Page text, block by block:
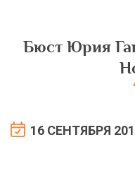
Бюст Юрия
16 СЕНТЯБРЯ